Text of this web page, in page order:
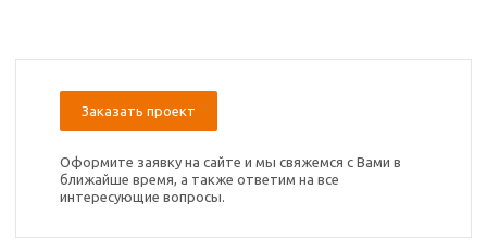
Заказать проект
Оформите заявку на сайте и мы свяжемся с Вами в
ближайше время, а также ответим на все
интересующие вопросы.